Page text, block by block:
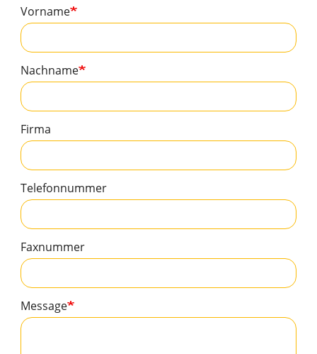
Vorname
Nachname
Firma
Telefonnummer
Faxnummer
Message